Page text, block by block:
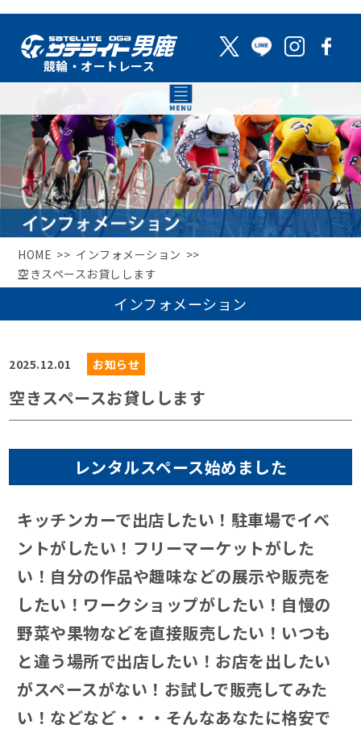
HOME
インフォメーション
空きスペースお貸しします
インフォメーション
2025.12.01 お知らせ
空きスペースお貸しします
レンタルスペース始めました
キッチンカーで出店したい！駐車場でイベ
ントがしたい！フリーマーケットがした
い！自分の作品や趣味などの展示や販売を
したい！ワークショップがしたい！自慢の
野菜や果物などを直接販売したい！いつも
と違う場所で出店したい！お店を出したい
がスペースがない！お試しで販売してみた
い！などなど・・・そんなあなたに格安で